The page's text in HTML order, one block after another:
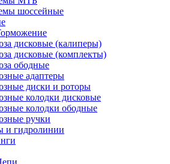
шоссейные
дисковые (калиперы)
дисковые (комплекты)
ободные
адаптеры
диски и роторы
колодки дисковые
колодки ободные
ручки
и гидролинии